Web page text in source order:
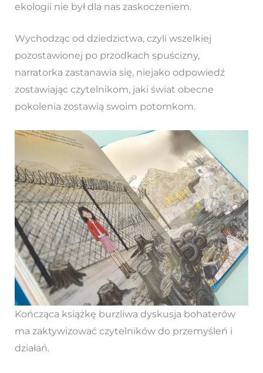
ekologii nie był dla nas zaskoczeniem.
Wychodząc od dziedzictwa, czyli wszelkiej
pozostawionej po przodkach spuścizny,
narratorka zastanawia się, niejako odpowiedź
zostawiając czytelnikom, jaki świat obecne
pokolenia zostawią swoim potomkom.
Kończąca książkę burzliwa dyskusja bohaterów
ma zaktywizować czytelników do przemyśleń i
działań.